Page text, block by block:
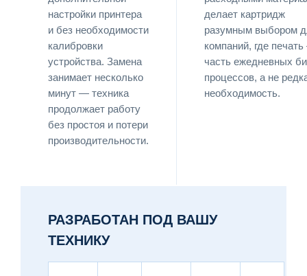
настройки принтера
и без необходимости
калибровки
устройства. Замена
занимает несколько
минут — техника
продолжает работу
без простоя и потери
производительности.
делает картридж
разумным выбором
компаний, где
часть ежедневных
процессов, а не
необходимость.
РАЗРАБОТАН ПОД ВАШУ
ТЕХНИКУ